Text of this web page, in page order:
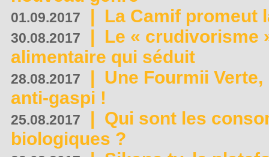
01.09.2017 | La Camif promeut
30.08.2017 | Le « crudivorisme
alimentaire qui séduit
28.08.2017 | Une Fourmii
anti-gaspi !
25.08.2017 | Qui sont les
biologiques ?